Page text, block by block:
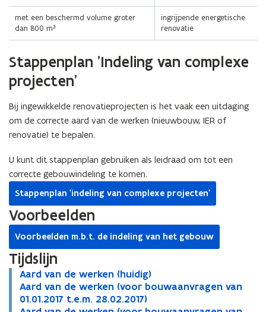
met een beschermd volume groter
dan 800 m³
ingrijpende energetische
renovatie
Stappenplan 'Indeling van complexe
projecten'
Bij ingewikkelde renovatieprojecten is het vaak een uitdaging
om de correcte aard van de werken (nieuwbouw, IER of
renovatie) te bepalen.
U kunt dit stappenplan gebruiken als leidraad om tot een
correcte gebouwindeling te komen.
Stappenplan 'indeling van complexe projecten'
Voorbeelden
Voorbeelden m.b.t. de indeling van het gebouw
Tijdslijn
A
a
r
Aard van de werken (huidig)
A
a
r
A
a
Aard van de werken (voor bouwaanvragen van
01.01.2017 t.e.m. 28.02.2017)
A
a